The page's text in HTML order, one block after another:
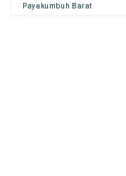
Payakumbuh Barat